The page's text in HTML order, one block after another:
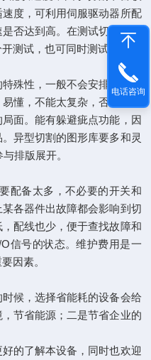
度，可利用伺服驱动器所配
否达到高。在测试切速时不
测试，也可同时测试。
性，一般不会安排高学历
懂，不能太复杂，否则会造
面。能有躲避疵点功能，因
异型切割的图形库要多和灵
排版展开。
备太多，不必要的开关和
各器件出故障都会影响到切
配线也少，便于查找故障和
信号的状态。维护费用是一
因素。
候，选择省能耗的设备会给
节省能源；二是节省企业的
的了解本设备，同时也欢迎
电话咨询